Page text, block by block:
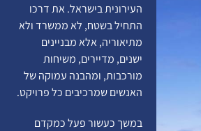
העירונית בישראל. את דרכו
התחיל בשטח, לא ממשרד ולא
מתיאוריה, אלא מבניינים
ישנים, מדיירים, משיחות
מורכבות, ומהבנה עמוקה של
האנשים שמרכיבים כל פרויקט.
במשך כעשור פעל כמקדם